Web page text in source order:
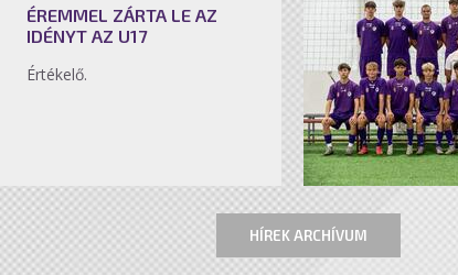
ÉREMMEL ZÁRTA LE AZ
IDÉNYT AZ U17
Értékelő.
HÍREK ARCHÍVUM